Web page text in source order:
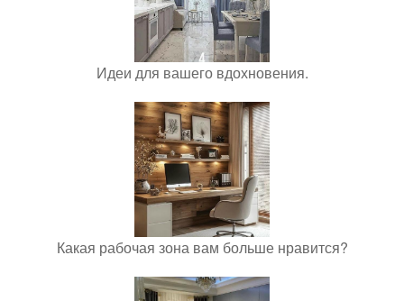
Идеи для вашего вдохновения.
Какая рабочая зона вам больше нравится?